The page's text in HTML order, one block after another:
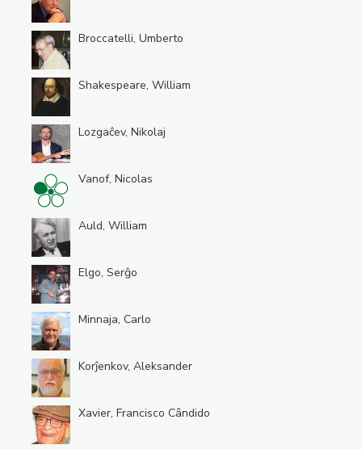
Broccatelli, Umberto
Shakespeare, William
Lozgaĉev, Nikolaj
Vanof, Nicolas
Auld, William
Elgo, Serĝo
Minnaja, Carlo
Korĵenkov, Aleksander
Xavier, Francisco Cândido